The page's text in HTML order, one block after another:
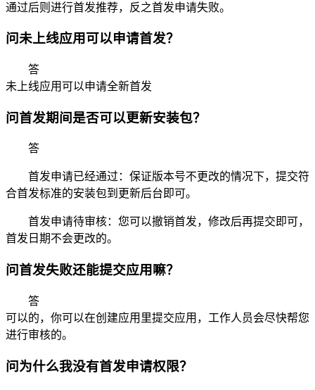
通过后则进行首发推荐，反之首发申请失败。
问未上线应用可以申请首发？
答
未上线应用可以申请全新首发
问首发期间是否可以更新安装包？
答
首发申请已经通过：保证版本号不更改的情况下，提交符
合首发标准的安装包到更新后台即可。
首发申请待审核：您可以撤销首发，修改后再提交即可，
首发日期不会更改的。
问首发失败还能提交应用嘛？
答
可以的，你可以在创建应用里提交应用，工作人员会尽快帮您
进行审核的。
问为什么我没有首发申请权限？